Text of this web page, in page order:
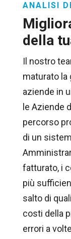
ANALISI
della
Il nostro
maturato la
aziende in
le Aziende
percorso
di un
fatturato, i
più
salto di
costi della
errori a